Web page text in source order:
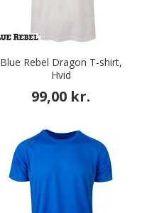
Blue Rebel Dragon T-shirt,
Hvid
99,00 kr.